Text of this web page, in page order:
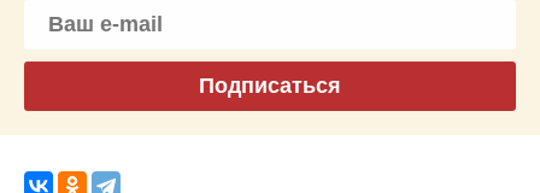
Подписаться